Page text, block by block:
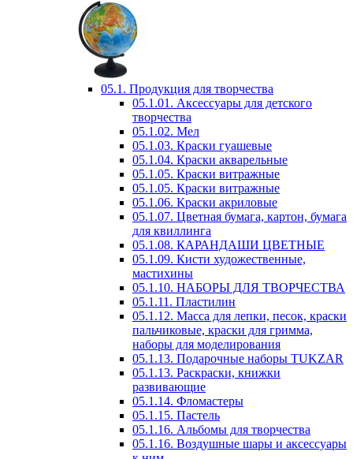
05.1. Продукция для творчества
05.1.01. Аксессуары для детского
творчества
05.1.02. Мел
05.1.03. Краски гуашевые
05.1.04. Краски акварельные
05.1.05. Краски витражные
05.1.05. Краски витражные
05.1.06. Краски акриловые
05.1.07. Цветная бумага, картон, бумага
для квиллинга
05.1.08. КАРАНДАШИ ЦВЕТНЫЕ
05.1.09. Кисти художественные,
мастихины
05.1.10. НАБОРЫ ДЛЯ ТВОРЧЕСТВА
05.1.11. Пластилин
05.1.12. Масса для лепки, песок, краски
пальчиковые, краски для гримма,
наборы для моделирования
05.1.13. Подарочные наборы TUKZAR
05.1.13. Раскраски, книжки
развивающие
05.1.14. Фломастеры
05.1.15. Пастель
05.1.16. Альбомы для творчества
05.1.16. Воздушные шары и аксессуары